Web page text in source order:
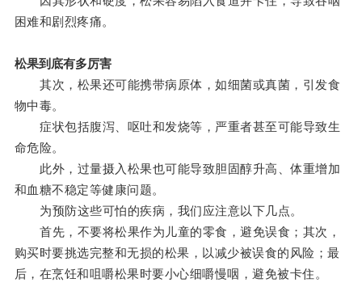
困难和剧烈疼痛。
松果到底有多厉害
其次，松果还可能携带病原体，如细菌或真菌，引发食
物中毒。
症状包括腹泻、呕吐和发烧等，严重者甚至可能导致生
命危险。
此外，过量摄入松果也可能导致胆固醇升高、体重增加
和血糖不稳定等健康问题。
为预防这些可怕的疾病，我们应注意以下几点。
首先，不要将松果作为儿童的零食，避免误食；其次，
购买时要挑选完整和无损的松果，以减少被误食的风险；最
后，在烹饪和咀嚼松果时要小心细嚼慢咽，避免被卡住。